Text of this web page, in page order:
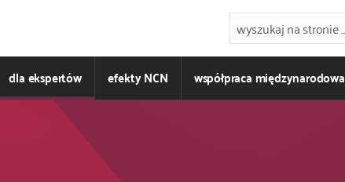
dla ekspertów efekty NCN współpraca międzynarodowa